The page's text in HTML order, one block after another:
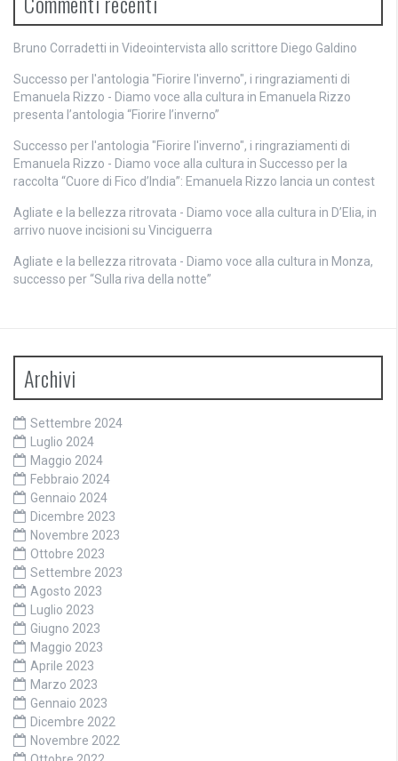
Bruno Corradetti in Videointervista allo scrittore Diego Galdino
Successo per l'antologia "Fiorire l'inverno", i ringraziamenti di
Emanuela Rizzo - Diamo voce alla cultura in Emanuela Rizzo
presenta l’antologia “Fiorire l’inverno”
Successo per l'antologia "Fiorire l'inverno", i ringraziamenti di
Emanuela Rizzo - Diamo voce alla cultura in Successo per la
raccolta “Cuore di Fico d’India”: Emanuela Rizzo lancia un contest
Agliate e la bellezza ritrovata - Diamo voce alla cultura in D’Elia, in
arrivo nuove incisioni su Vinciguerra
Agliate e la bellezza ritrovata - Diamo voce alla cultura in Monza,
successo per “Sulla riva della notte”
Archivi
Settembre 2024
Luglio 2024
Maggio 2024
Febbraio 2024
Gennaio 2024
Dicembre 2023
Novembre 2023
Ottobre 2023
Settembre 2023
Agosto 2023
Luglio 2023
Giugno 2023
Maggio 2023
Aprile 2023
Marzo 2023
Gennaio 2023
Dicembre 2022
Novembre 2022